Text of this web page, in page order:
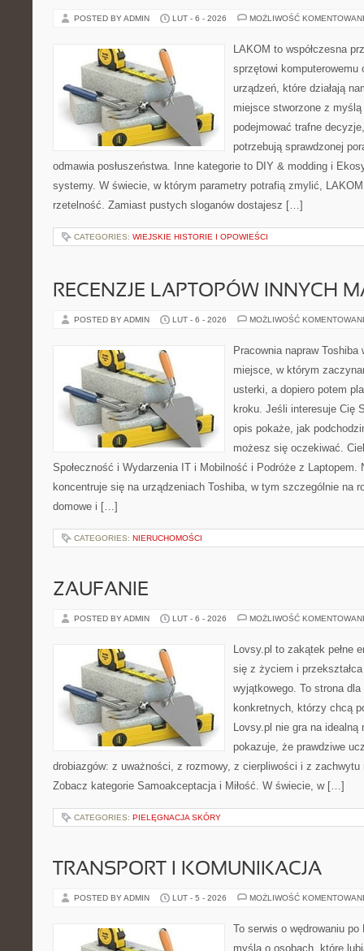
POSTED BY ADMIN LUT - 6 - 2026 MOŻLIWOŚĆ
LAKOM to współczesna
sprzętowi komputerowemu
urządzeń, które działają
miejsce stworzone z
podejmować trafne
potrzebują sprawdzonej
odmawia posłuszeństwa. Inne kategorie to DIY & modding i
systemy. W świecie, w którym parametry potrafią zmylić,
rzetelność. Zamiast pustych sloganów dostajesz […]
CATEGORIES: WIEJSKIE HISTORIE I OPOWIEŚCI
RECENZJE LAPTOPÓW INNYCH
POSTED BY ADMIN LUT - 6 - 2026 MOŻLIWOŚĆ
Pracownia napraw
miejsce, w którym
usterki, a dopiero potem
kroku. Jeśli interesuje Cię
opis pokaże, jak
możesz się oczekiwać.
Społeczność i Wydarzenia IT i Mobilność i Podróże z Laptopem.
koncentruje się na urządzeniach Toshiba, w tym szczególnie na
domowe i […]
CATEGORIES: NIERUCHOMOŚCI
ZAUFANIE
POSTED BY ADMIN LUT - 6 - 2026 MOŻLIWOŚĆ
Lovsy.pl to zakątek pełne
się z życiem i
wyjątkowego. To strona
konkretnych, którzy chcą
Lovsy.pl nie gra na idealną
pokazuje, że prawdziwe
drobiazgów: z uważności, z rozmowy, z cierpliwości i z
Zobacz kategorie Samoakceptacja i Miłość. W świecie, w […]
CATEGORIES: PIELĘGNACJA SKÓRY
TRANSPORT I KOMUNIKACJA
POSTED BY ADMIN LUT - 5 - 2026 MOŻLIWOŚĆ
To serwis o wędrowaniu
myślą o osobach, które